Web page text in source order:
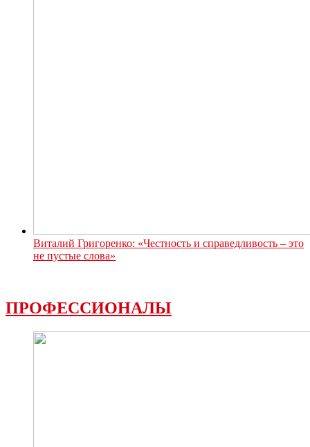
Виталий Григоренко: «Честность и справедливость – это
не пустые слова»
ПРОФЕССИОНАЛЫ